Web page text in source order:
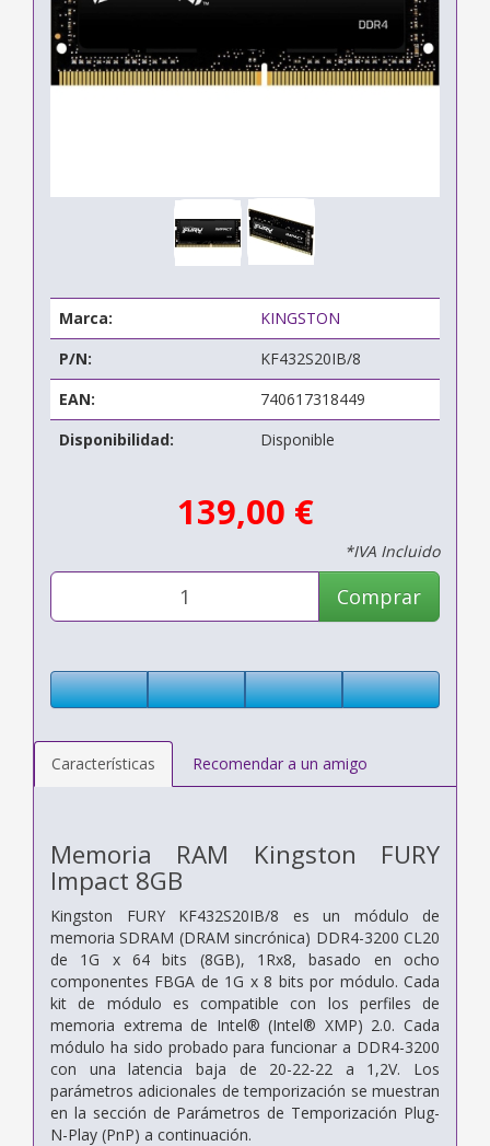
Marca:
KINGSTON
P/N:
KF432S20IB/8
EAN:
740617318449
Disponibilidad:
Disponible
139,00 €
*IVA Incluido
Comprar
Características Recomendar a un amigo
Memoria RAM Kingston FURY
Impact 8GB
Kingston FURY KF432S20IB/8 es un módulo de
memoria SDRAM (DRAM sincrónica) DDR4-3200 CL20
de 1G x 64 bits (8GB), 1Rx8, basado en ocho
componentes FBGA de 1G x 8 bits por módulo. Cada
kit de módulo es compatible con los perfiles de
memoria extrema de Intel® (Intel® XMP) 2.0. Cada
módulo ha sido probado para funcionar a DDR4-3200
con una latencia baja de 20-22-22 a 1,2V. Los
parámetros adicionales de temporización se muestran
en la sección de Parámetros de Temporización Plug-
N-Play (PnP) a continuación.